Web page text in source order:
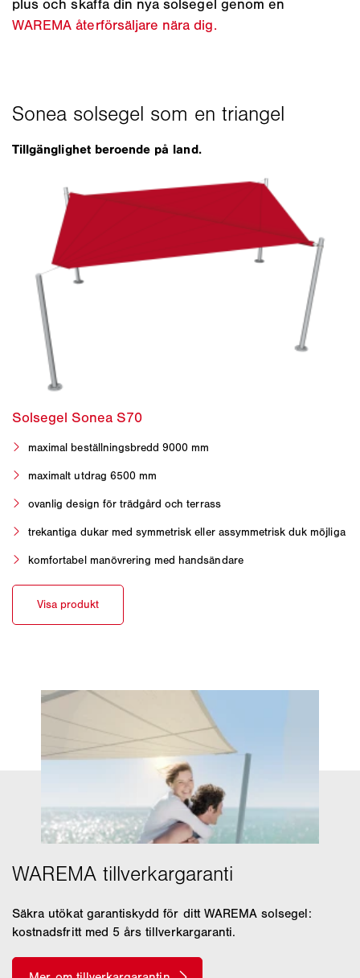
plus och skaffa din nya solsegel genom en
WAREMA återförsäljare nära dig.
Tillgänglighet beroende på land.
maximal beställningsbredd 9000 mm
maximalt utdrag 6500 mm
ovanlig design för trädgård och terrass
trekantiga dukar med symmetrisk eller assymmetrisk duk möjliga
komfortabel manövrering med handsändare
Säkra utökat garantiskydd för ditt WAREMA solsegel:
kostnadsfritt med 5 års tillverkargaranti.